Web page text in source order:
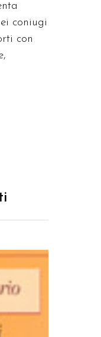
coniugi
con